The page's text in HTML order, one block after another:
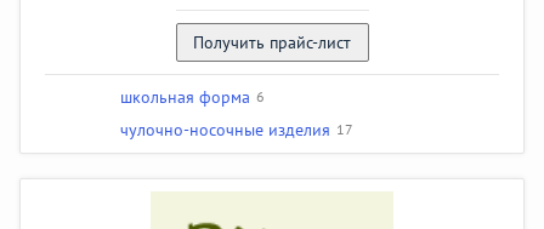
Получить прайс-лист
школьная форма 6
чулочно-носочные изделия 17